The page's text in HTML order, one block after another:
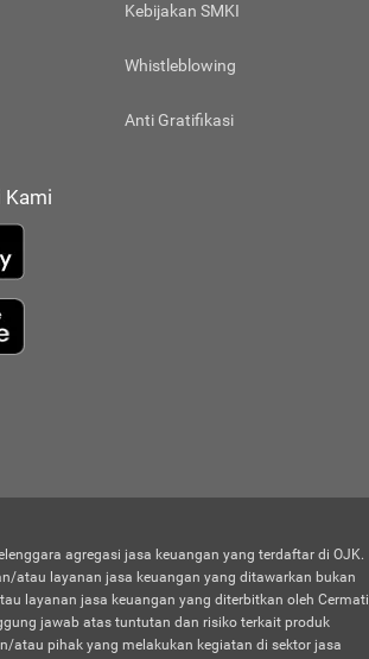
Kebijakan SMKI
Whistleblowing
Anti Gratifikasi
Kami
agregasi jasa keuangan yang terdaftar di OJK.
atau layanan jasa keuangan yang ditawarkan bukan
layanan jasa keuangan yang diterbitkan oleh Cermati
jawab atas tuntutan dan risiko terkait produk
atau pihak yang melakukan kegiatan di sektor jasa